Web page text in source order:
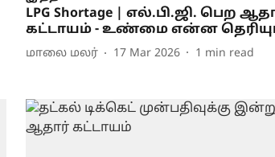
LPG Shortage | எல்.பி.ஜி. பெற
கட்டாயம் - உண்மை என்ன
மாலை மலர் 17 Mar 2026 1 min read